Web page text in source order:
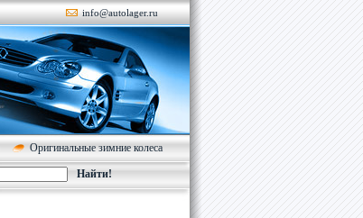
info@autolager.ru
Оригинальные зимние колеса